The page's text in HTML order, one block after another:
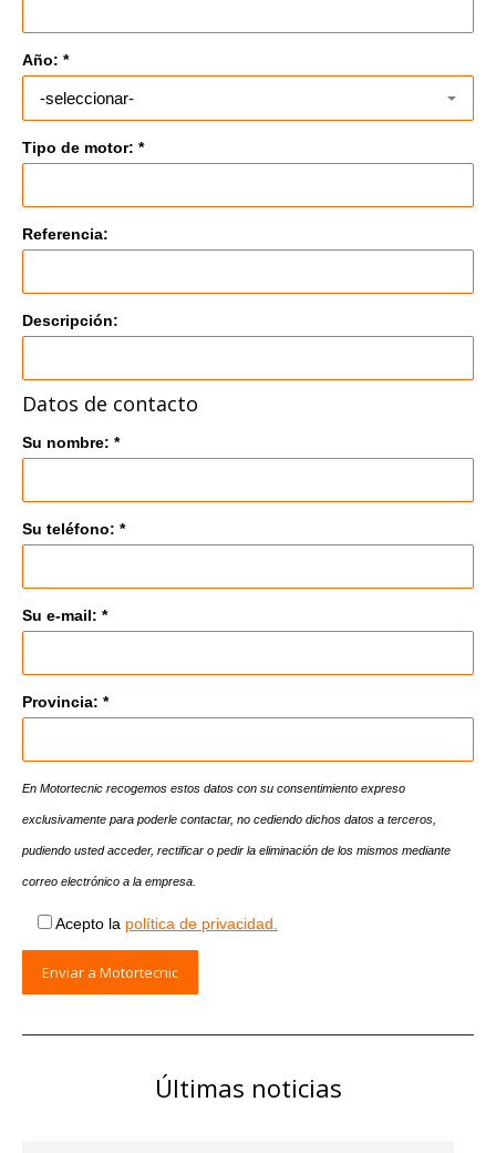
Año: *
Tipo de motor: *
Referencia:
Descripción:
Datos de contacto
Su nombre: *
Su teléfono: *
Su e-mail: *
Provincia: *
En Motortecnic recogemos estos datos con su consentimiento expreso
exclusivamente para poderle contactar, no cediendo dichos datos a terceros,
pudiendo usted acceder, rectificar o pedir la eliminación de los mismos mediante
correo electrónico a la empresa.
Acepto la política de privacidad.
Últimas noticias